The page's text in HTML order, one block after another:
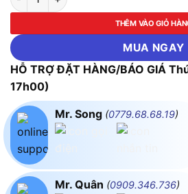
THÊM VÀO GIỎ
MUA NGAY
HỖ TRỢ ĐẶT HÀNG/BÁO GIÁ
17h00)
Mr. Song (0779.68.68.19)
Mr. Quân (0909.346.736)